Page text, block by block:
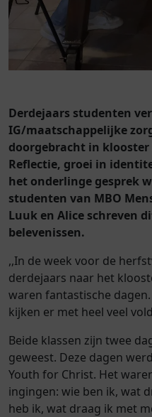
Derdejaars studenten
IG/maatschappelijke
doorgebracht in klooster
Reflectie, groei in
het onderlinge gesprek
studenten van MBO
Luuk en Alice schreven
belevenissen.
,,In de week voor de
derdejaars naar het
waren fantastische
kijken er met heel veel
Beide klassen zijn twee
geweest. Deze dagen
Youth for Christ. Het
ingingen: wie ben ik, wat
heb ik, wat draag ik met